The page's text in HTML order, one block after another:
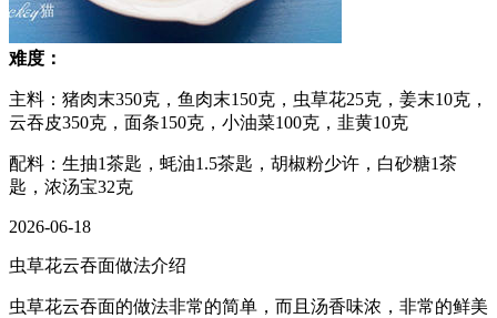
难度：
主料：猪肉末350克，鱼肉末150克，虫草花25克，姜末10克，
云吞皮350克，面条150克，小油菜100克，韭黄10克
配料：生抽1茶匙，蚝油1.5茶匙，胡椒粉少许，白砂糖1茶
匙，浓汤宝32克
2026-06-18
虫草花云吞面做法介绍
虫草花云吞面的做法非常的简单，而且汤香味浓，非常的鲜美